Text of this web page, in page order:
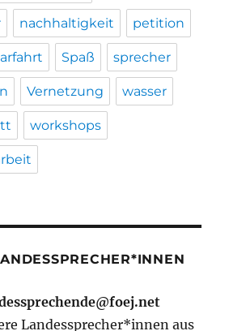
nachhaltigkeit petition
Spaß sprecher
Vernetzung wasser
workshops
Landessprecher*innen aus